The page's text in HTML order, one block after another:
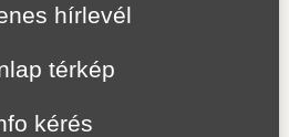
hírlevél
térkép
kérés